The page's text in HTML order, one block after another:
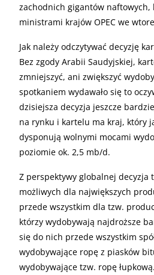
zachodnich gigantów naftowych,
ministrami krajów OPEC we
Jak należy odczytywać decyzję
Bez zgody Arabii Saudyjskiej,
zmniejszyć, ani zwiększyć
spotkaniem wydawało się to
dzisiejsza decyzja jeszcze
na rynku i kartelu ma kraj, który
dysponują wolnymi mocami
poziomie ok. 2,5 mb/d.
Z perspektywy globalnej decyzja
możliwych dla największych
przede wszystkim dla tzw.
którzy wydobywają najdroższe
się do nich przede wszystkim
wydobywające ropę z piasków
wydobywające tzw. ropę